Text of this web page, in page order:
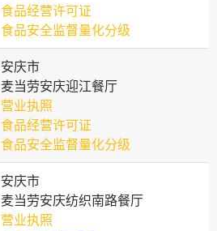
食品经营许可证
食品安全监督量化分级
安庆市
麦当劳安庆迎江餐厅
营业执照
食品经营许可证
食品安全监督量化分级
安庆市
麦当劳安庆纺织南路餐厅
营业执照